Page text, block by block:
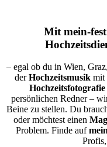
Mit mein-
– egal ob du in Wien,
derHochzeitsmusikmit
Hochzeitsfotografie
persönlichen Redner –
Beine zu stellen. Du
oder möchtest einen
Problem. Finde auf